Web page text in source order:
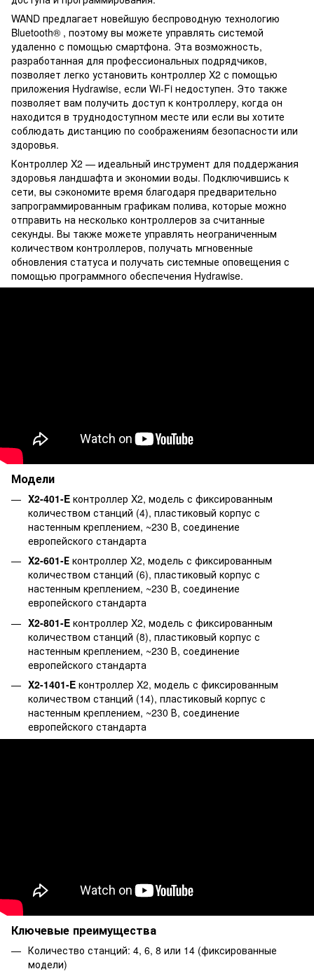
WAND предлагает новейшую беспроводную технологию
Bluetooth® , поэтому вы можете управлять системой
удаленно с помощью смартфона. Эта возможность,
разработанная для профессиональных подрядчиков,
позволяет легко установить контроллер X2 с помощью
приложения Hydrawise, если Wi-Fi недоступен. Это также
позволяет вам получить доступ к контроллеру, когда он
находится в труднодоступном месте или если вы хотите
соблюдать дистанцию ​​по соображениям безопасности или
здоровья.
Контроллер X2 — идеальный инструмент для поддержания
здоровья ландшафта и экономии воды. Подключившись к
сети, вы сэкономите время благодаря предварительно
запрограммированным графикам полива, которые можно
отправить на несколько контроллеров за считанные
секунды. Вы также можете управлять неограниченным
количеством контроллеров, получать мгновенные
обновления статуса и получать системные оповещения с
помощью программного обеспечения Hydrawise.
Модели
X2-401-E контроллер X2, модель с фиксированным
количеством станций (4), пластиковый корпус с
настенным креплением, ~230 В, соединение
европейского стандарта
X2-601-Е контроллер X2, модель с фиксированным
количеством станций (6), пластиковый корпус с
настенным креплением, ~230 В, соединение
европейского стандарта
X2-801-E контроллер X2, модель с фиксированным
количеством станций (8), пластиковый корпус с
настенным креплением, ~230 В, соединение
европейского стандарта
X2-1401-E контроллер X2, модель с фиксированным
количеством станций (14), пластиковый корпус с
настенным креплением, ~230 В, соединение
европейского стандарта
Ключевые преимущества
Количество станций: 4, 6, 8 или 14 (фиксированные
модели)